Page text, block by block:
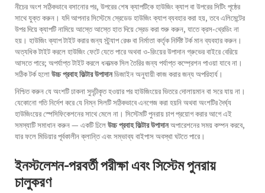
নীচের অংশ সঠিকভাবে বসানোর পর, উপরের শেষ ক্যাপটিকে হাউজিং ক্যাপ বা উপরের সিটিং পৃষ্ঠের
সাথে যুক্ত করুন। যদি আপনার সিস্টেমে স্রেডেড হাউজিং ক্যাপ ব্যবহার করা হয়, তবে এলিমেন্টের
উপর দিয়ে ক্যাপটি নামিয়ে আস্তে আস্তে হাত দিয়ে স্রেড করা শুরু করুন, যাতে ক্রস-থ্রেডিং না
হয়। হাউজিং ক্যাপ টাইট করার জন্য স্ট্র্যাপ রেঞ্চ বা নির্মাতা কর্তৃক নির্দিষ্ট টর্ক মান ব্যবহার করুন।
অত্যধিক টাইট করলে হাউজিং ফেটে যেতে পারে অথবা ও-রিংয়ের উপাদান গ্রুভের বাইরে বেরিয়ে
আসতে পারে; অপর্যাপ্ত টাইট করলে ধনাত্মক সিল তৈরির জন্য পর্যাপ্ত কম্প্রেশন পাওয়া যাবে না।
সঠিক টর্ক হলোউচ্চ প্রবাহ ফিল্টার উপাদানডিজাইন অনুযায়ী কাজ করার জন্য অপরিহার্য।
নিশ্চিত করুন যে অংশটি ঢাকনা সুদৃঢ়ীকৃত হওয়ার পর হাউজিংয়ের ভিতরে দোলায়মান বা সরে যায় না।
যেকোনো গতি নির্দেশ করে যে নিম্ন সিলটি সঠিকভাবে এনগেজ করা হয়নি অথবা অংশটির দৈর্ঘ্য
হাউজিংয়ের স্পেসিফিকেশনের সাথে মেলে না। সিস্টেমটি পুনরায় চাপ প্রয়োগ করার আগে এই
সমস্যাটি সমাধান করুন — একটি ঢিলেউচ্চ প্রবাহ ফিল্টার উপাদানঅপারেশনের সময় কম্পন করবে,
যার ফলে মিডিয়ার পূর্বকালীন ক্লান্তি এবং সম্ভাব্য বাইপাস অবস্থা ঘটতে পারে।
ইনস্টলেশন-পরবর্তী পরীক্ষা এবং সিস্টেম পুনরায়
চালুকরণ